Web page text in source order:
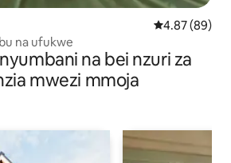
Ukadiriaji wa
4.87 (89)
na ufukwe
na bei nzuri za
mwezi mmoja